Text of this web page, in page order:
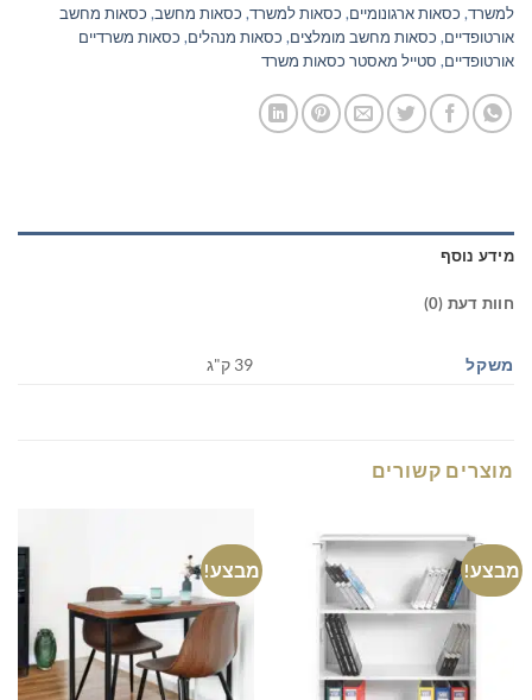
למשרד, כסאות ארגונומיים, כסאות למשרד, כסאות מחשב, כסאות מחשב
אורטופדיים, כסאות מחשב מומלצים, כסאות מנהלים, כסאות משרדיים
אורטופדיים, סטייל מאסטר כסאות משרד
מידע נוסף
חוות דעת (0)
משקל 39 ק"ג
מוצרים קשורים
מבצע! מבצע!